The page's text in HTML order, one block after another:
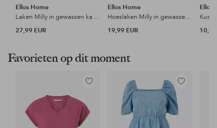
Ellos Home
Laken Milly in gewassen katoen
27,99 EUR
Ellos Home
Hoeslaken Milly in gewassen katoen
19,99 EUR
Ellos
10,99
Favorieten op dit moment
Toevoegen
favorieten
Toevoegen
aan
favorieten